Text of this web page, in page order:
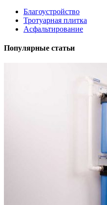
Благоустройство
Тротуарная плитка
Асфальтирование
Популярные статьи